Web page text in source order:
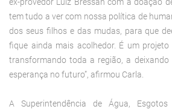
tem tudo a ver com nossa política de
dos seus filhos e das mudas, para que
fique ainda mais acolhedor. É um
transformando toda a região, a deixando
esperança no futuro”, afirmou Carla.
A Superintendência de Água,